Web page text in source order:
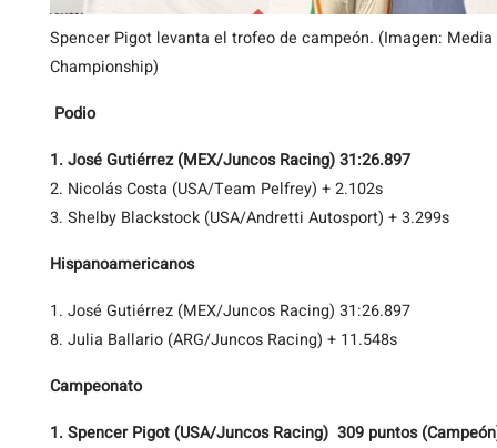
Spencer Pigot levanta el trofeo de campeón. (Imagen: Media
Championship)
Podio
1. José Gutiérrez (MEX/Juncos Racing) 31:26.897
2. Nicolás Costa (USA/Team Pelfrey) + 2.102s
3. Shelby Blackstock (USA/Andretti Autosport) + 3.299s
Hispanoamericanos
1. José Gutiérrez (MEX/Juncos Racing) 31:26.897
8. Julia Ballario (ARG/Juncos Racing) + 11.548s
Campeonato
1. Spencer Pigot (USA/Juncos Racing) 309 puntos